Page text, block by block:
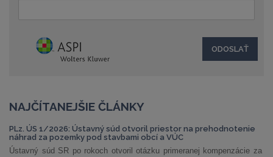
NAJČÍTANEJŠIE ČLÁNKY
PLz. ÚS 1/2026: Ústavný súd otvoril priestor na prehodnotenie
náhrad za pozemky pod stavbami obcí a VÚC
Ústavný súd SR po rokoch otvoril otázku primeranej kompenzácie za